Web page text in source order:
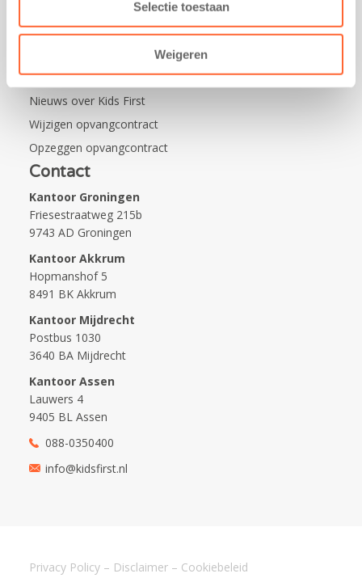
Selectie toestaan
Weigeren
Werken bij Kids First
Nieuws over Kids First
Wijzigen opvangcontract
Opzeggen opvangcontract
Contact
Kantoor Groningen
Friesestraatweg 215b
9743 AD Groningen
Kantoor Akkrum
Hopmanshof 5
8491 BK Akkrum
Kantoor Mijdrecht
Postbus 1030
3640 BA Mijdrecht
Kantoor Assen
Lauwers 4
9405 BL Assen
088-0350400
info@kidsfirst.nl
Privacy Policy – Disclaimer – Cookiebeleid